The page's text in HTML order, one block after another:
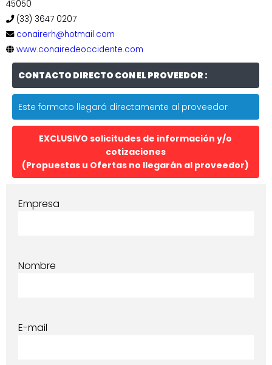
45050
(33) 3647 0207
conairerh@hotmail.com
www.conairedeoccidente.com
CONTACTO DIRECTO CON EL PROVEEDOR :
Este formato llegará directamente al proveedor
EXCLUSIVO solicitudes de información y/o
cotizaciones
(Propuestas u Ofertas no llegarán al proveedor)
Empresa
Nombre
E-mail